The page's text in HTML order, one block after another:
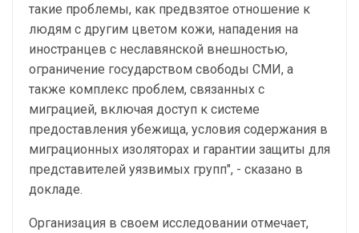
такие проблемы, как предвзятое отношение к
людям с другим цветом кожи, нападения на
иностранцев с неславянской внешностью,
ограничение государством свободы СМИ, а
также комплекс проблем, связанных с
миграцией, включая доступ к системе
предоставления убежища, условия содержания в
миграционных изоляторах и гарантии защиты для
представителей уязвимых групп", - сказано в
докладе.
Организация в своем исследовании отмечает,